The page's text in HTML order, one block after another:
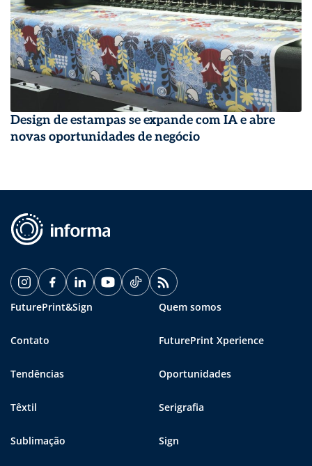
Design de estampas se expande com IA e abre
novas oportunidades de negócio
FuturePrint&Sign Quem somos
Contato FuturePrint Xperience
Tendências Oportunidades
Têxtil Serigrafia
Sublimação Sign